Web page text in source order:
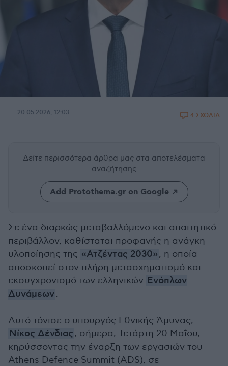
20.05.2026, 12:03 4 ΣΧΟΛΙΑ
Δείτε περισσότερα άρθρα μας στα αποτελέσματα
αναζήτησης
Add Protothema.gr on Google
Σε ένα διαρκώς μεταβαλλόμενο και απαιτητικό
περιβάλλον, καθίσταται προφανής η ανάγκη
υλοποίησης της «Ατζέντας 2030», η οποία
αποσκοπεί στον πλήρη μετασχηματισμό και
εκσυγχρονισμό των ελληνικών Ενόπλων
Δυνάμεων.
Αυτό τόνισε ο υπουργός Εθνικής Άμυνας,
Νίκος Δένδιας, σήμερα, Τετάρτη 20 Μαΐου,
κηρύσσοντας την έναρξη των εργασιών του
Athens Defence Summit (ADS), σε